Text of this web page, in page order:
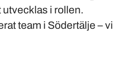
i rollen.
team i Södertälje – vi